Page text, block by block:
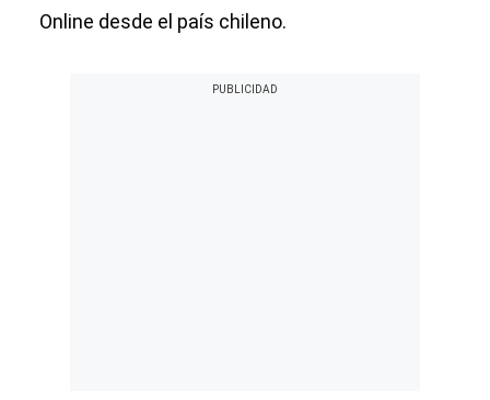
Online desde el país chileno.